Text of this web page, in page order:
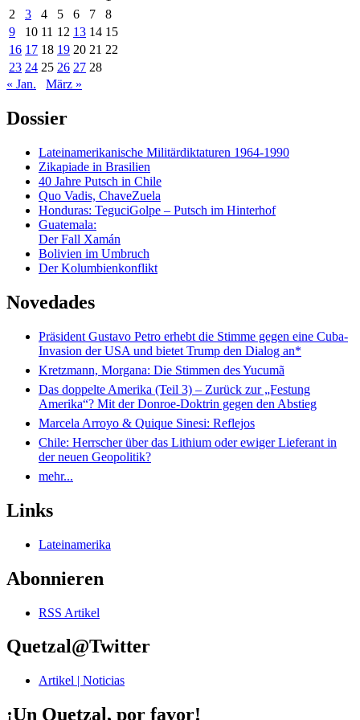
2
3 4 5 6 7
8
9
10 11 12 13 14 15
16 17 18 19 20 21 22
23 24 25 26 27 28
« Jan.
März »
Dossier
Lateinamerikanische Militärdiktaturen 1964-1990
Zikapiade in Brasilien
40 Jahre Putsch in Chile
Quo Vadis, ChaveZuela
Honduras: TeguciGolpe – Putsch im Hinterhof
Guatemala:
Der Fall Xamán
Bolivien im Umbruch
Der Kolumbienkonflikt
Novedades
Präsident Gustavo Petro erhebt die Stimme gegen eine Cuba-
Invasion der USA und bietet Trump den Dialog an*
Kretzmann, Morgana: Die Stimmen des Yucumã
Das doppelte Amerika (Teil 3) – Zurück zur „Festung
Amerika“? Mit der Donroe-Doktrin gegen den Abstieg
Marcela Arroyo & Quique Sinesi: Reflejos
Chile: Herrscher über das Lithium oder ewiger Lieferant in
der neuen Geopolitik?
mehr...
Links
Lateinamerika
Abonnieren
RSS Artikel
Quetzal@Twitter
Artikel | Noticias
¡Un Quetzal, por favor!